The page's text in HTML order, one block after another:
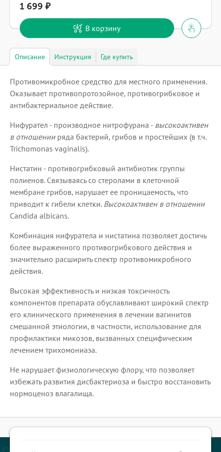
1 699
В корзину
Описание Инструкция Где купить
Противомикробное средство для местного применения.
Оказывает противопротозойное, противогрибковое и
антибактериальное действие.
Нифурател - производное нитрофурана - высокоактивен
в отношенииряда бактерий, грибов и простейших (в т.ч.
Trichomonas vaginalis).
Нистатин - противогрибковый антибиотик группы
полиенов. Связываясь со стеролами в клеточной
мембране грибов, нарушает ее проницаемость, что
приводит к гибели клетки. Высокоактивен в отношении
Candida albicans.
Комбинация нифуратела и нистатина позволяет достичь
более выраженного противогрибкового действия и
значительно расширить спектр противомикробного
действия.
Высокая эффективность и низкая токсичность
компонентов препарата обуславливают широкий спектр
его клинического применения в лечении вагинитов
смешанной этиологии, в частности, использование для
профилактики микозов, вызванных специфическим
лечением трихомониаза.
Не нарушает физиологическую флору, что позволяет
избежать развития дисбактериоза и быстро восстановить
нормоценоз влагалища.